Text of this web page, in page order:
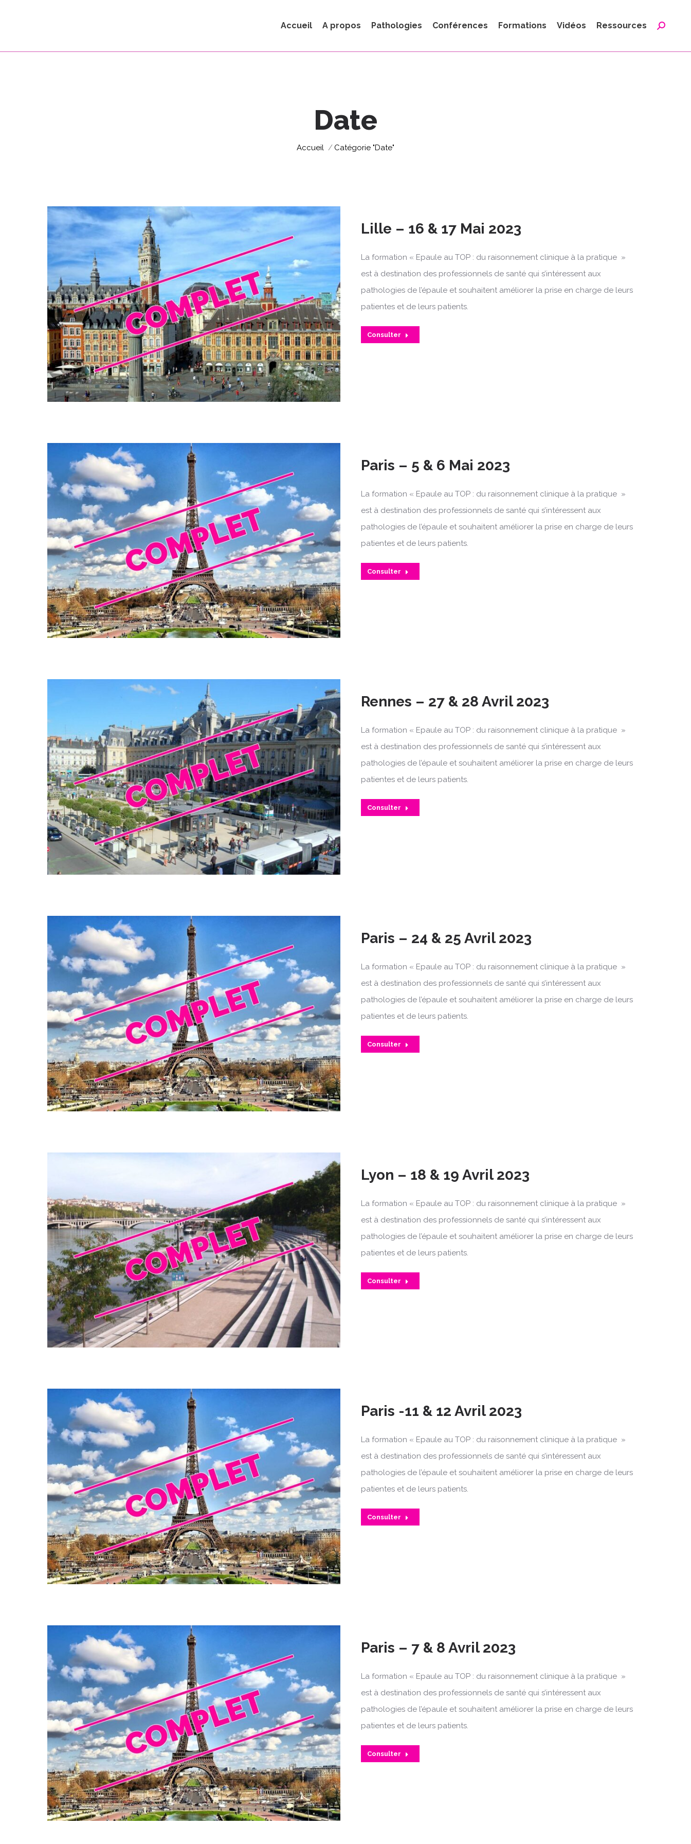
Accueil A propos Pathologies Conférences Formations Vidéos Ressources
Date
Vous êtes ici :
Accueil Catégorie "Date"
Lille – 16 & 17 Mai 2023
La formation « Epaule au TOP : du raisonnement clinique à la pratique »
est à destination des professionnels de santé qui s’intéressent aux
pathologies de l’épaule et souhaitent améliorer la prise en charge de leurs
patientes et de leurs patients.
Consulter
Paris – 5 & 6 Mai 2023
La formation « Epaule au TOP : du raisonnement clinique à la pratique »
est à destination des professionnels de santé qui s’intéressent aux
pathologies de l’épaule et souhaitent améliorer la prise en charge de leurs
patientes et de leurs patients.
Consulter
Rennes – 27 & 28 Avril 2023
La formation « Epaule au TOP : du raisonnement clinique à la pratique »
est à destination des professionnels de santé qui s’intéressent aux
pathologies de l’épaule et souhaitent améliorer la prise en charge de leurs
patientes et de leurs patients.
Consulter
Paris – 24 & 25 Avril 2023
La formation « Epaule au TOP : du raisonnement clinique à la pratique »
est à destination des professionnels de santé qui s’intéressent aux
pathologies de l’épaule et souhaitent améliorer la prise en charge de leurs
patientes et de leurs patients.
Consulter
Lyon – 18 & 19 Avril 2023
La formation « Epaule au TOP : du raisonnement clinique à la pratique »
est à destination des professionnels de santé qui s’intéressent aux
pathologies de l’épaule et souhaitent améliorer la prise en charge de leurs
patientes et de leurs patients.
Consulter
Paris -11 & 12 Avril 2023
La formation « Epaule au TOP : du raisonnement clinique à la pratique »
est à destination des professionnels de santé qui s’intéressent aux
pathologies de l’épaule et souhaitent améliorer la prise en charge de leurs
patientes et de leurs patients.
Consulter
Paris – 7 & 8 Avril 2023
La formation « Epaule au TOP : du raisonnement clinique à la pratique »
est à destination des professionnels de santé qui s’intéressent aux
pathologies de l’épaule et souhaitent améliorer la prise en charge de leurs
patientes et de leurs patients.
Consulter